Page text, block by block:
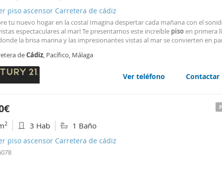
piso ascensor Carretera de cádiz
tu nuevo hogar en la costa! Imagina despertar cada mañana con el
espectaculares al mar! Te presentamos este increíble pisoen primera
la brisa marina y las impresionantes vistas al mar se convierten en
un ambiente cálido y acogedor
deCádiz, Pacífico, Málaga
Ver teléfono Contactar
2 3 Hab 1 Baño
piso ascensor Carretera de cádiz